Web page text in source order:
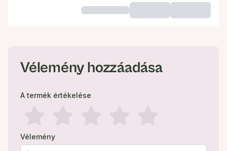
Vélemény hozzáadása
A termék értékelése
Vélemény